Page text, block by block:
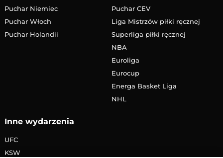
Puchar Niemiec
Puchar Włoch
Puchar Holandii
Puchar CEV
Liga Mistrzów piłki ręcznej
Superliga piłki ręcznej
NBA
Euroliga
Eurocup
Energa Basket Liga
NHL
Inne wydarzenia
UFC
KSW